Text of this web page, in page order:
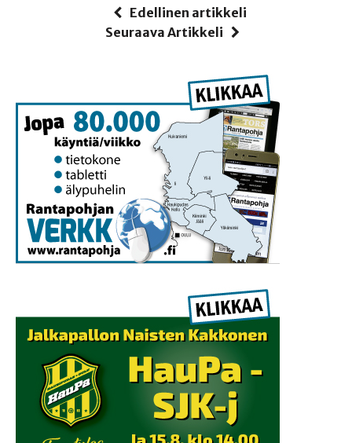
Edellinen artikkeli
Seuraava Artikkeli